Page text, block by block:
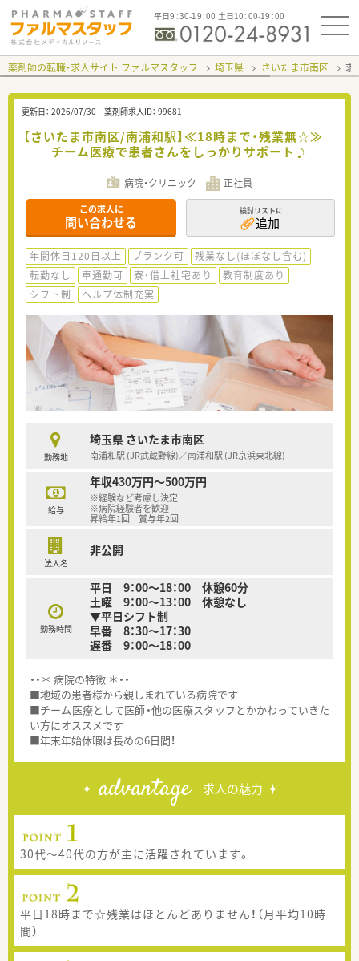
平日9：30-19：00 土日10：00-19：00
薬剤師の転職・求人サイト ファルマスタッフ 埼玉県 さいたま市南区 求
更新日： 2026/07/30 薬剤師求人ID： 99681
【さいたま市南区/南浦和駅】≪18時まで・残業無☆≫
チーム医療で患者さんをしっかりサポート♪
病院・クリニック 正社員
この求人に
問い合わせる
検討リストに
追加
年間休日120日以上 ブランク可
残業なし(ほぼなし含む)
転勤なし
車通勤可 寮・借上社宅あり
教育制度あり
シフト制
ヘルプ体制充実
勤務地
埼玉県 さいたま市南区
南浦和駅 (JR武蔵野線)／南浦和駅 (JR京浜東北線)
給与
年収430万円～500万円
※経験など考慮し決定
※病院経験者を歓迎
昇給年1回 賞与年2回
法人名
非公開
勤務時間
平日 9：00～18：00 休憩60分
土曜 9：00～13：00 休憩なし
▼平日シフト制
早番 8：30～17：30
遅番 9：00～18：00
・・＊ 病院の特徴 ＊・・
■地域の患者様から親しまれている病院です
■チーム医療として医師・他の医療スタッフとかかわっていきた
い方にオススメです
■年末年始休暇は長めの6日間！
advantage 求人の魅力
30代～40代の方が主に活躍されています。
平日18時まで☆残業はほとんどありません！（月平均10時
間）